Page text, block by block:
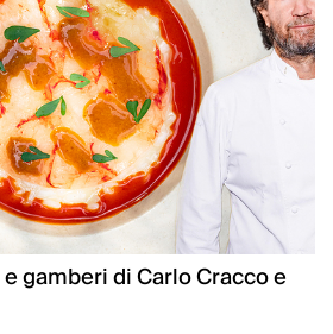
gamberi di Carlo Cracco e